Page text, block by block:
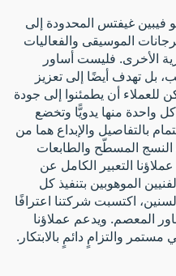
فيبين غيفتس المحدودة إلى
الموسيقى والفعاليات
الأخرى. فليست أساور
بل تهدف أيضًا إلى تعزيز
أن يطمئنوا إلى جودة
واحدة منها يدويًّا وتخضع
بالتفاصيل والإبداع هما من
النسج المسطّح والطابعات
التعبير الكامل عن
الموهوبين بتنفيذ كل
اكتسبت شركتنا اعترافًا
المعصم. ويدعم عملاؤنا
والتزامٍ دائمٍ بالابتكار.